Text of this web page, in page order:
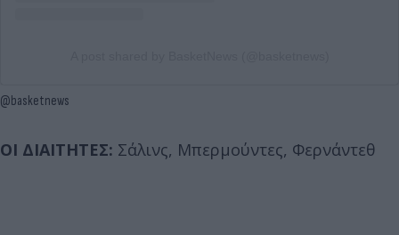
@basketnews
ΟΙ ΔΙΑΙΤΗΤΕΣ: Σάλινς, Μπερμούντες, Φερνάντεθ